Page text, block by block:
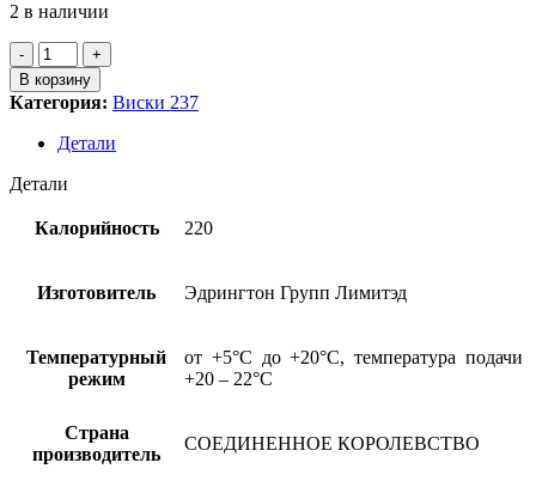
2 в наличии
Количество
товара
Виски
шотл.о/
солод.
"Хайланд
Парк
лет
Викинг
п/
40%,
0,7л
В корзину
Категория: Виски 237
Детали
Детали
Калорийность 220
Изготовитель Эдрингтон Групп Лимитэд
Температурный
режим
от +5°С до +20°С, температура подачи
+20 – 22°С
Страна
производитель
СОЕДИНЕННОЕ КОРОЛЕВСТВО